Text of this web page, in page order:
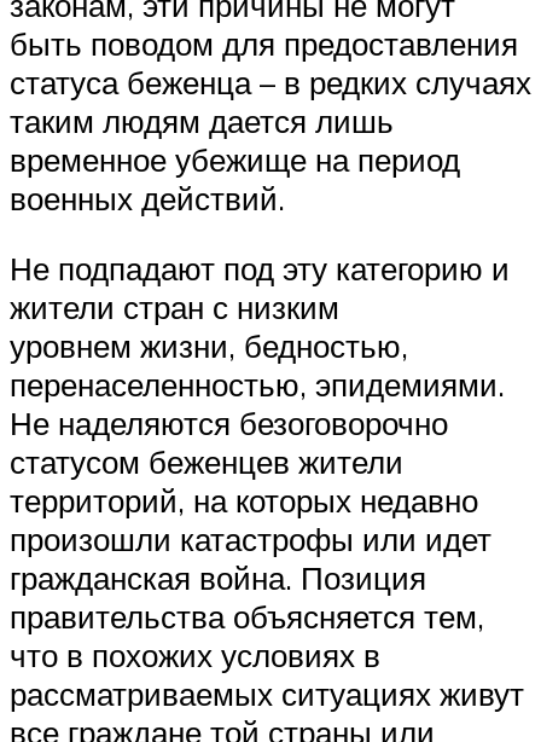
быть поводом для предоставления
статуса беженца – в редких случаях
таким людям дается лишь
временное убежище на период
военных действий.
Не подпадают под эту категорию и
жители стран с низким
уровнем жизни, бедностью,
перенаселенностью, эпидемиями.
Не наделяются безоговорочно
статусом беженцев жители
территорий, на которых недавно
произошли катастрофы или идет
гражданская война. Позиция
правительства объясняется тем,
что в похожих условиях в
рассматриваемых ситуациях живут
все граждане той страны или